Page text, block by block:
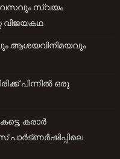
ദിവസവും സ്വയം
വിജയകഥ
ആശയവിനിമയവും
പിന്നിൽ ഒരു
കരാർ
പാർട്ണർഷിപ്പിലെ